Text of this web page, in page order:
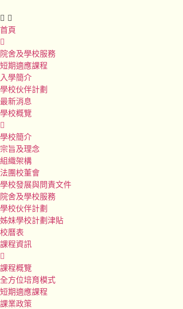
首頁
院舍及學校服務
短期適應課程
入學簡介
學校伙伴計劃
最新消息
學校概覽
學校簡介
宗旨及理念
組織架構
法團校董會
學校發展與問責文件
院舍及學校服務
學校伙伴計劃
姊妹學校計劃津貼
校曆表
課程資訊
課程概覽
全方位培育模式
短期適應課程
課業政策